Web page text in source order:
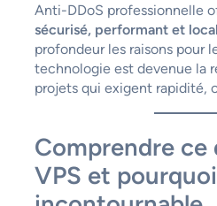
Anti-DDoS professionnelle
sécurisé, performant et
profondeur les raisons pour
technologie est devenue la
projets qui exigent rapidité,
Comprendre ce
VPS et